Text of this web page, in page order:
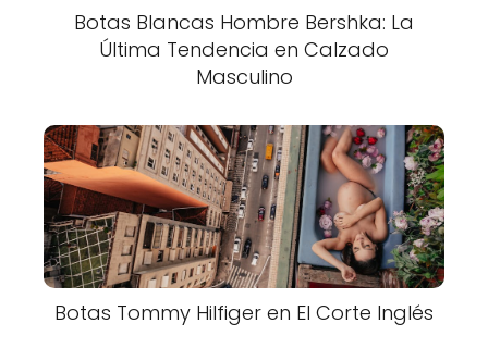
Botas Blancas Hombre Bershka: La
Última Tendencia en Calzado
Masculino
Botas Tommy Hilfiger en El Corte Inglés